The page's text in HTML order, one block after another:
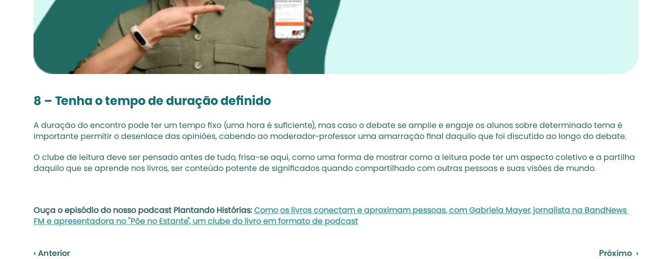
8 – Tenha o tempo de duração definido
A duração do encontro pode ter um tempo fixo (uma hora é suficiente), mas caso o debate se amplie e engaje os alunos sobre determinado tema é
importante permitir o desenlace das opiniões, cabendo ao moderador-professor uma amarração final daquilo que foi discutido ao longo do debate.
O clube de leitura deve ser pensado antes de tudo, frisa-se aqui, como uma forma de mostrar como a leitura pode ter um aspecto coletivo e a partilha
daquilo que se aprende nos livros, ser conteúdo potente de significados quando compartilhado com outras pessoas e suas visões de mundo.
Ouça o episódio do nosso podcast Plantando Histórias: Como os livros conectam e aproximam pessoas, com Gabriela Mayer, jornalista na BandNews
FM e apresentadora no "Põe no Estante", um clube do livro em formato de podcast
‹ Anterior Próximo  ›